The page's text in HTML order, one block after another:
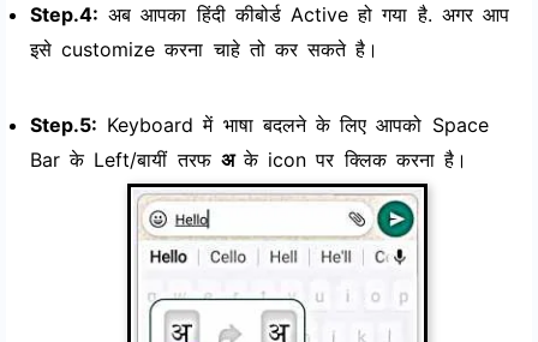
Step.4: अब आपका हिंदी कीबोर्ड Active हो गया है. अगर आप
इसे customize करना चाहे तो कर सकते है।
Step.5: Keyboard में भाषा बदलने के लिए आपको Space
Bar के Left/बायीं तरफ अके icon पर क्लिक करना है।